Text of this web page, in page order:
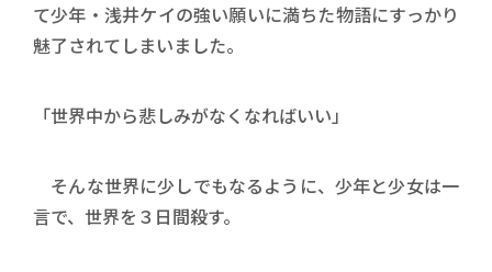
て少年・浅井ケイの強い願いに満ちた物語にすっかり
魅了されてしまいました。
「世界中から悲しみがなくなればいい」
そんな世界に少しでもなるように、少年と少女は一
言で、世界を３日間殺す。